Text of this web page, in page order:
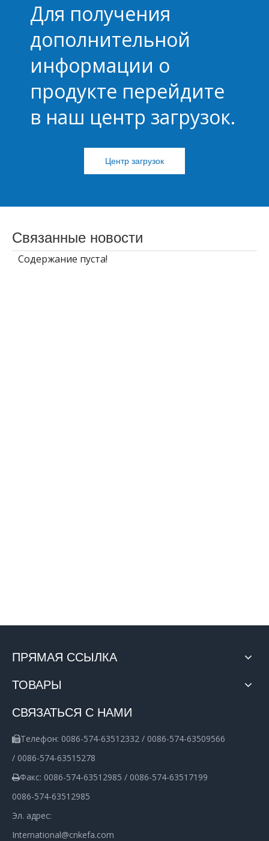
KF246K-5.0
Клеммный блок
пружинного типа
пружинного типа
KF246K-3,5
Для получения
дополнительной
информации о
продукте перейдите
в наш центр загрузок.
Центр загрузок
Связанные новости
Содержание пуста!
ПРЯМАЯ ССЫЛКА
ТОВАРЫ
СВЯЗАТЬСЯ С НАМИ
Телефон: 0086-574-63512332 / 0086-574-63509566
/ 0086-574-63515278
Факс: 0086-574-63512985 / 0086-574-63517199
0086-574-63512985
Эл. адрес:
International@cnkefa.com